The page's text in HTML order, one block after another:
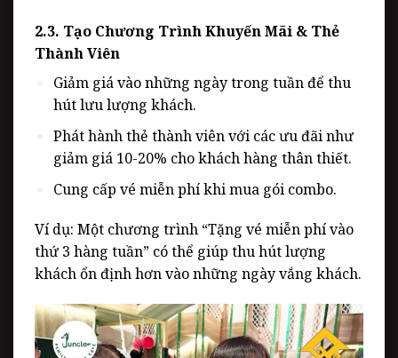
2.3. Tạo Chương Trình Khuyến Mãi & Thẻ
Thành Viên
Giảm giá vào những ngày trong tuần để thu
hút lưu lượng khách.
Phát hành thẻ thành viên với các ưu đãi như
giảm giá 10-20% cho khách hàng thân thiết.
Cung cấp vé miễn phí khi mua gói combo.
Ví dụ: Một chương trình “Tặng vé miễn phí vào
thứ 3 hàng tuần” có thể giúp thu hút lượng
khách ổn định hơn vào những ngày vắng khách.